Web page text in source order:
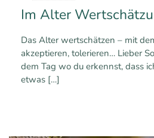
Im Alter
Das Alter wertschätzen – mit
akzeptieren, tolerieren… Lieber
dem Tag wo du erkennst, dass
etwas […]